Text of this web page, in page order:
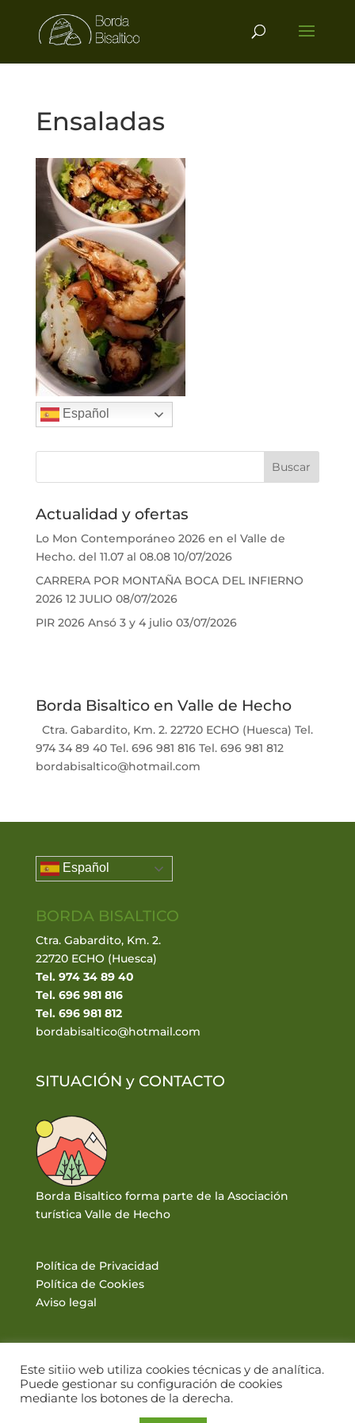
Ensaladas
Español
Actualidad y ofertas
Lo Mon Contemporáneo 2026 en el Valle de
Hecho. del 11.07 al 08.08 10/07/2026
CARRERA POR MONTAÑA BOCA DEL INFIERNO
2026 12 JULIO 08/07/2026
PIR 2026 Ansó 3 y 4 julio 03/07/2026
Borda Bisaltico en Valle de Hecho
Ctra. Gabardito, Km. 2. 22720 ECHO (Huesca) Tel.
974 34 89 40 Tel. 696 981 816 Tel. 696 981 812
bordabisaltico@hotmail.com
Español
BORDA BISALTICO
Ctra. Gabardito, Km. 2.
22720 ECHO (Huesca)
Tel. 974 34 89 40
Tel. 696 981 816
Tel. 696 981 812
bordabisaltico@hotmail.com
SITUACIÓN y CONTACTO
Borda Bisaltico forma parte de la Asociación
turística Valle de Hecho
Política de Privacidad
Política de Cookies
Aviso legal
Este sitiio web utiliza cookies técnicas y de analítica.
Puede gestionar su configuración de cookies
mediante los botones de la derecha.